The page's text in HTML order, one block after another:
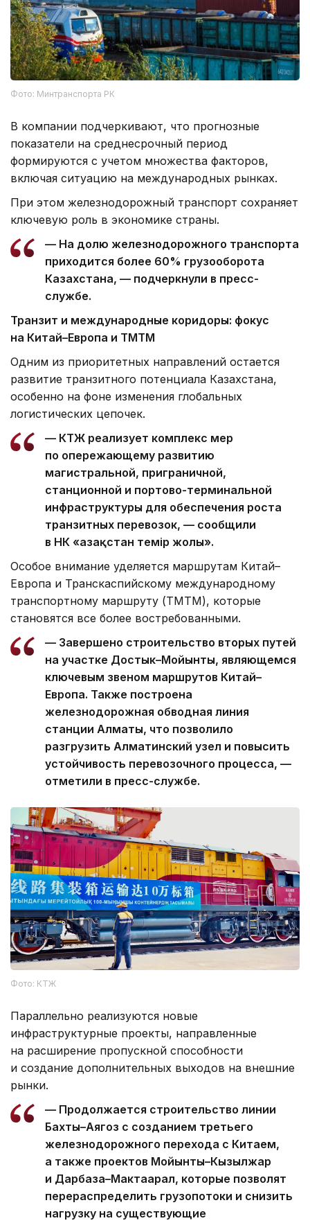
Фото: Минтранспорта РК
В компании подчеркивают, что прогнозные
показатели на среднесрочный период
формируются с учетом множества факторов,
включая ситуацию на международных рынках.
При этом железнодорожный транспорт сохраняет
ключевую роль в экономике страны.
— На долю железнодорожного транспорта
приходится более 60% грузооборота
Казахстана, — подчеркнули в пресс-
службе.
Транзит и международные коридоры: фокус
на Китай–Европа и ТМТМ
Одним из приоритетных направлений остается
развитие транзитного потенциала Казахстана,
особенно на фоне изменения глобальных
логистических цепочек.
— КТЖ реализует комплекс мер
по опережающему развитию
магистральной, приграничной,
станционной и портово-терминальной
инфраструктуры для обеспечения роста
транзитных перевозок, — сообщили
в НК «Қазақстан темір жолы».
Особое внимание уделяется маршрутам Китай–
Европа и Транскаспийскому международному
транспортному маршруту (ТМТМ), которые
становятся все более востребованными.
— Завершено строительство вторых путей
на участке Достык–Мойынты, являющемся
ключевым звеном маршрутов Китай–
Европа. Также построена
железнодорожная обводная линия
станции Алматы, что позволило
разгрузить Алматинский узел и повысить
устойчивость перевозочного процесса, —
отметили в пресс-службе.
Фото: КТЖ
Параллельно реализуются новые
инфраструктурные проекты, направленные
на расширение пропускной способности
и создание дополнительных выходов на внешние
рынки.
— Продолжается строительство линии
Бахты–Аягоз с созданием третьего
железнодорожного перехода с Китаем,
а также проектов Мойынты–Кызылжар
и Дарбаза–Мактаарал, которые позволят
перераспределить грузопотоки и снизить
нагрузку на существующие